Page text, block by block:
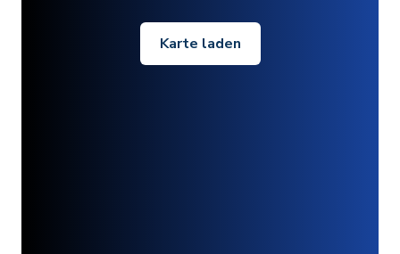
Karte laden